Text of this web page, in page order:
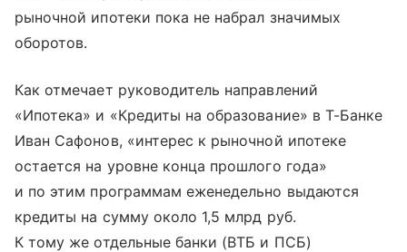
рыночной ипотеки пока не набрал значимых
оборотов.
Как отмечает руководитель направлений
«Ипотека» и «Кредиты на образование» в Т-Банке
Иван Сафонов, «интерес к рыночной ипотеке
остается на уровне конца прошлого года»
и по этим программам еженедельно выдаются
кредиты на сумму около 1,5 млрд руб.
К тому же отдельные банки (ВТБ и ПСБ)